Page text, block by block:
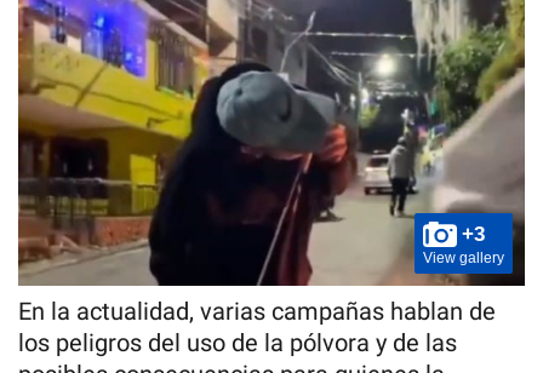
+3
View gallery
En la actualidad, varias campañas hablan de
los peligros del uso de la pólvora y de las